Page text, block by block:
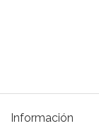
Información